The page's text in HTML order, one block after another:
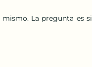
La pregunta es si